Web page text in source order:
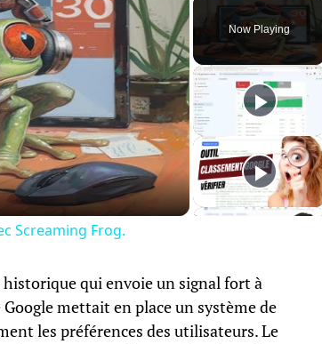
Now Playing
Screaming Frog.
qui envoie un signal fort à
mettait en place un système de
les préférences des utilisateurs. Le